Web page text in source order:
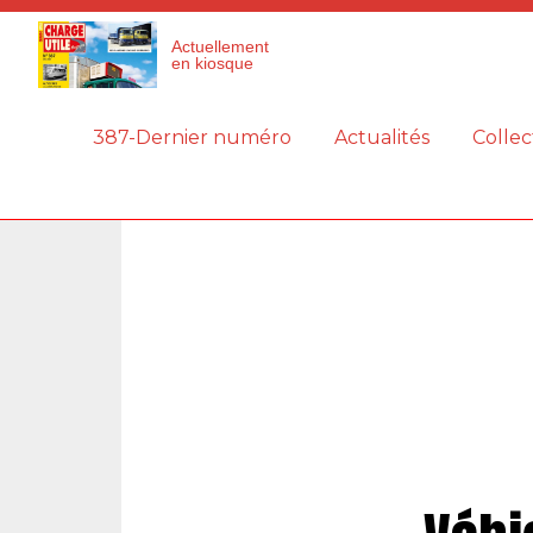
Actuellement
en kiosque
387-Dernier numéro Actualités
Panneau de gestion des cookies